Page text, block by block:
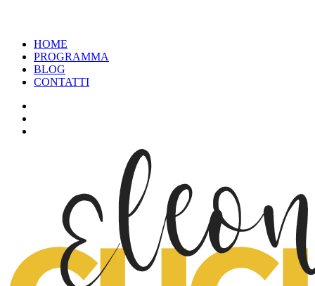
HOME
PROGRAMMA
BLOG
CONTATTI